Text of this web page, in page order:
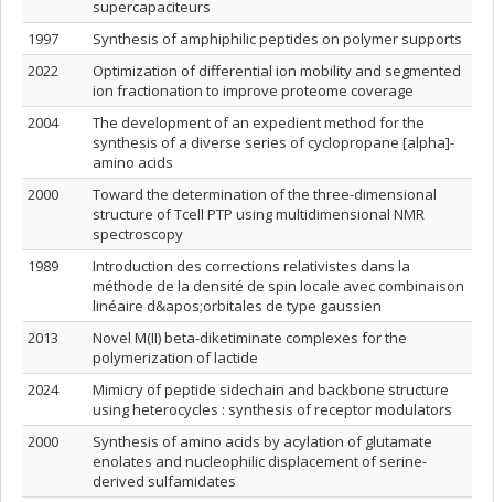
supercapaciteurs
1997
Synthesis of amphiphilic peptides on polymer supports
2022
Optimization of differential ion mobility and segmented
ion fractionation to improve proteome coverage
2004
The development of an expedient method for the
synthesis of a diverse series of cyclopropane [alpha]-
amino acids
2000
Toward the determination of the three-dimensional
structure of Tcell PTP using multidimensional NMR
spectroscopy
1989
Introduction des corrections relativistes dans la
méthode de la densité de spin locale avec combinaison
linéaire d&apos;orbitales de type gaussien
2013
Novel M(II) beta-diketiminate complexes for the
polymerization of lactide
2024
Mimicry of peptide sidechain and backbone structure
using heterocycles : synthesis of receptor modulators
2000
Synthesis of amino acids by acylation of glutamate
enolates and nucleophilic displacement of serine-
derived sulfamidates